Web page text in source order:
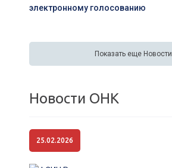
электронному голосованию
Показать еще Новости
Новости ОНК
25.02.2026